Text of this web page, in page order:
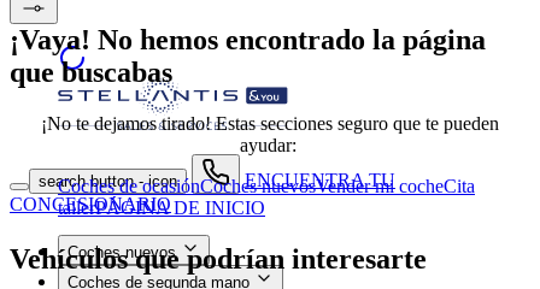
search button - icon
ENCUENTRA TU
CONCESIONARIO
Coches nuevos
Coches de segunda mano
¡Vaya! No hemos encontrado la página
que buscabas
¡No te dejamos tirado! Estas secciones seguro que te pueden
ayudar:
Coches de ocasiónCoches nuevosVender mi cocheCita
tallerPÁGINA DE INICIO
Vehículos que podrían interesarte